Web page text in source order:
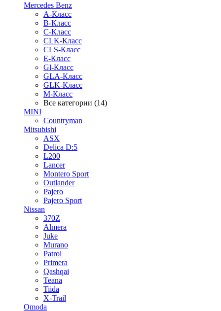
Mercedes Benz
A-Класс
B-Класс
C-Класс
CLK-Класс
CLS-Класс
E-Класс
Gl-Класс
GLA-Класс
GLK-Класс
M-Класс
Все категории (14)
MINI
Countryman
Mitsubishi
ASX
Delica D:5
L200
Lancer
Montero Sport
Outlander
Pajero
Pajero Sport
Nissan
370Z
Almera
Juke
Murano
Patrol
Primera
Qashqai
Teana
Tiida
X-Trail
Omoda